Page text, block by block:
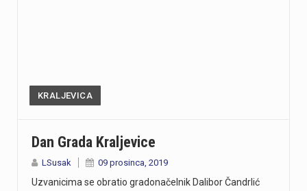
KRALJEVICA
Dan Grada Kraljevice
LSusak 09 prosinca, 2019
Uzvanicima se obratio gradonačelnik Dalibor Čandrlić